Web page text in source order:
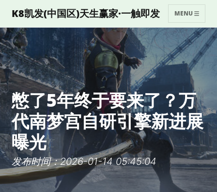
K8凯发(中国区)天生赢家·一触即发 MENU
憋了5年终于要来了？万
代南梦宫自研引擎新进展
曝光
发布时间：2026-01-14 05:45:04